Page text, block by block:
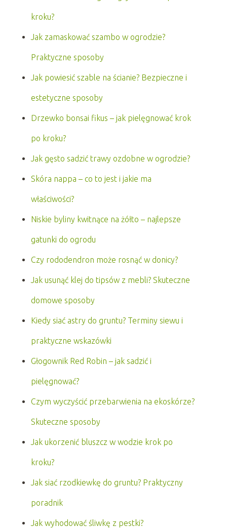
kroku?
Jak zamaskować szambo w ogrodzie?
Praktyczne sposoby
Jak powiesić szable na ścianie? Bezpieczne i
estetyczne sposoby
Drzewko bonsai fikus – jak pielęgnować krok
po kroku?
Jak gęsto sadzić trawy ozdobne w ogrodzie?
Skóra nappa – co to jest i jakie ma
właściwości?
Niskie byliny kwitnące na żółto – najlepsze
gatunki do ogrodu
Czy rododendron może rosnąć w donicy?
Jak usunąć klej do tipsów z mebli? Skuteczne
domowe sposoby
Kiedy siać astry do gruntu? Terminy siewu i
praktyczne wskazówki
Głogownik Red Robin – jak sadzić i
pielęgnować?
Czym wyczyścić przebarwienia na ekoskórze?
Skuteczne sposoby
Jak ukorzenić bluszcz w wodzie krok po
kroku?
Jak siać rzodkiewkę do gruntu? Praktyczny
poradnik
Jak wyhodować śliwkę z pestki?